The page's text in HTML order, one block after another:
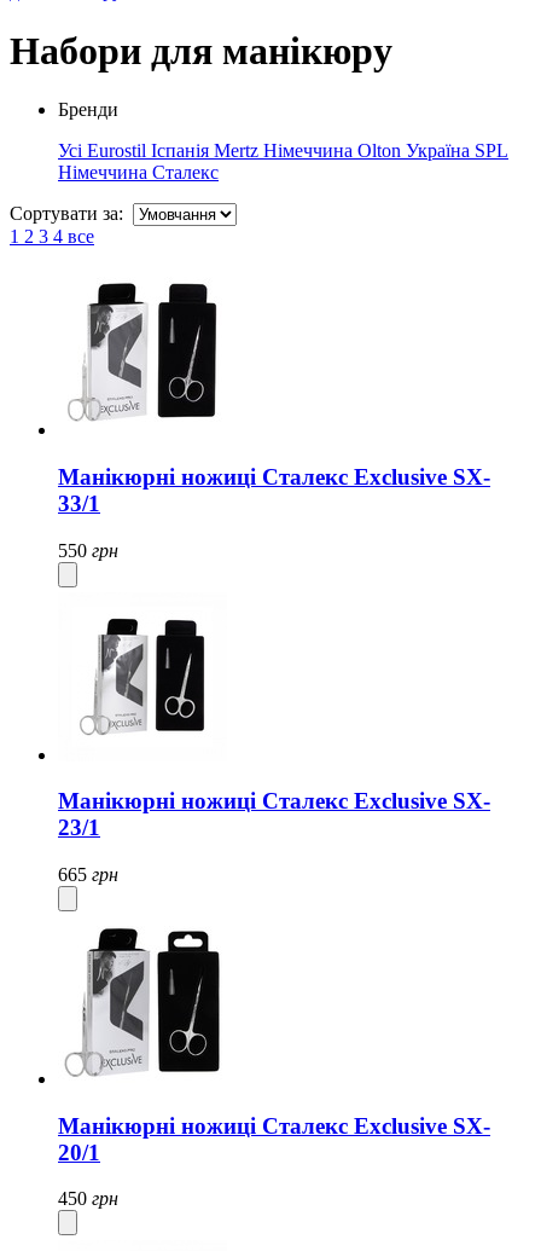
Набори для манікюру
Бренди
Усі Eurostil Іспанія Mertz Німеччина Olton Україна SPL
Німеччина Сталекс
Сортувати за:
1 2 3 4 все
Манікюрні ножиці Сталекс Exclusive SX-
33/1
550 грн
Манікюрні ножиці Сталекс Exclusive SX-
23/1
665 грн
Манікюрні ножиці Сталекс Exclusive SX-
20/1
450 грн